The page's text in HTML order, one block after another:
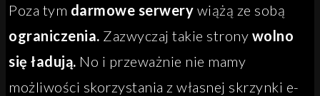
Poza tym darmowe serwery wiążą ze sobą
ograniczenia. Zazwyczaj takie strony wolno
się ładują. No i przeważnie nie mamy
możliwości skorzystania z własnej skrzynki e-